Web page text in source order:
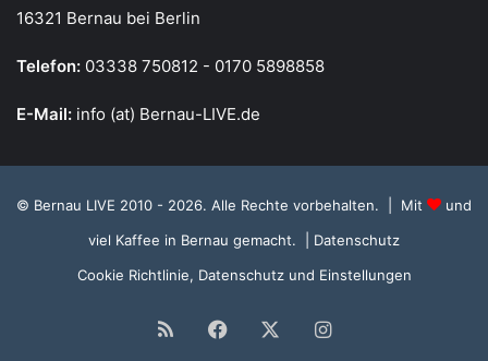
16321 Bernau bei Berlin
Telefon: 03338 750812 - 0170 5898858
E-Mail: info (at) Bernau-LIVE.de
© Bernau LIVE 2010 - 2026. Alle Rechte vorbehalten. | Mit
und
viel Kaffee in Bernau gemacht.
| Datenschutz
Cookie Richtlinie, Datenschutz und Einstellungen
RSS Facebook Instagram